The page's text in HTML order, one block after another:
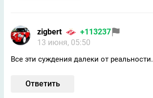
zigbert
+113237
13 июня, 05:50
Все эти суждения далеки от реальности.
Ответить